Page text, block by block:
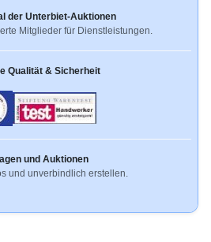
der Unterbiet-Auktionen
Mitglieder für Dienstleistungen.
Qualität & Sicherheit
und Auktionen
und unverbindlich erstellen.